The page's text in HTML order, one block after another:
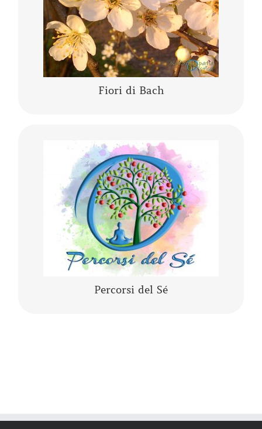
Fiori di Bach
CONTINUA A LEGGERE
Percorsi del Sé
Lo yoga, la meditazione, la mindfulness, lo
yogaterapia, il rilassamento guidato sono
percorsi del Sé che ci conducono alla porta di
noi stessi.
CONTINUA A LEGGERE